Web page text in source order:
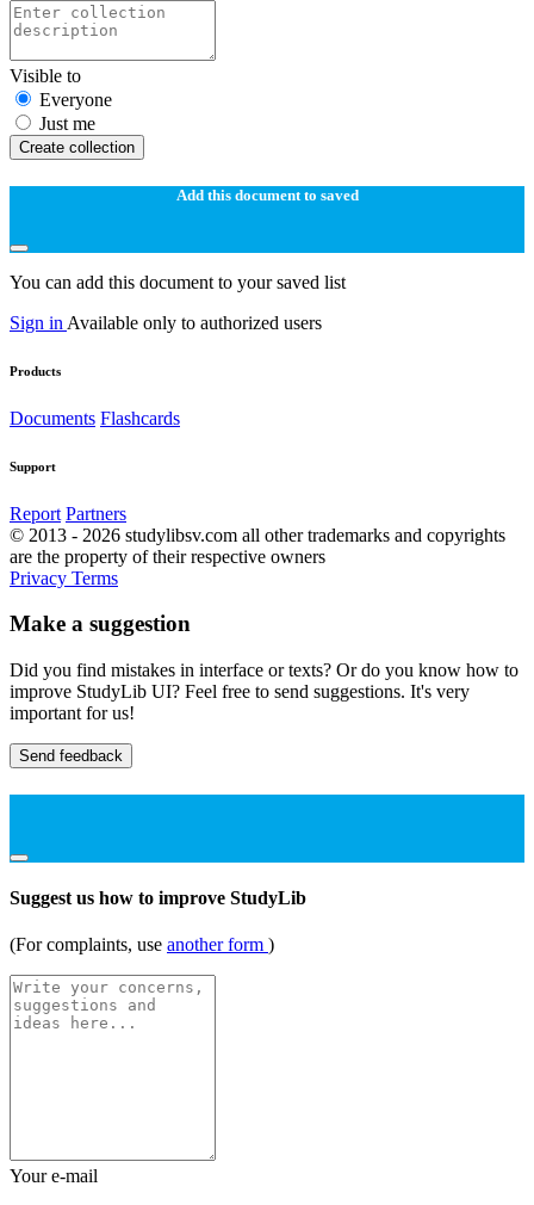
Visible to
Everyone
Just me
Create collection
Add this document to saved
You can add this document to your saved list
Sign in Available only to authorized users
Products
Documents Flashcards
Support
Report Partners
© 2013 - 2026 studylibsv.com all other trademarks and copyrights
are the property of their respective owners
Privacy Terms
Make a suggestion
Did you find mistakes in interface or texts? Or do you know how to
improve StudyLib UI? Feel free to send suggestions. It's very
important for us!
Send feedback
Suggest us how to improve StudyLib
(For complaints, use another form )
Your e-mail